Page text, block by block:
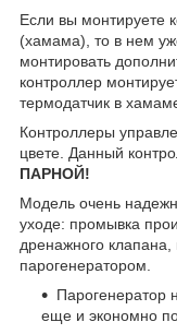
Если вы монтируете
(хамама), то в нем
монтировать
контроллер
термодатчик в
Контроллеры
цвете. Данный
ПАРНОЙ!
Модель очень
уходе: промывка
дренажного клапана,
парогенератором.
Парогенератор
еще и экономно